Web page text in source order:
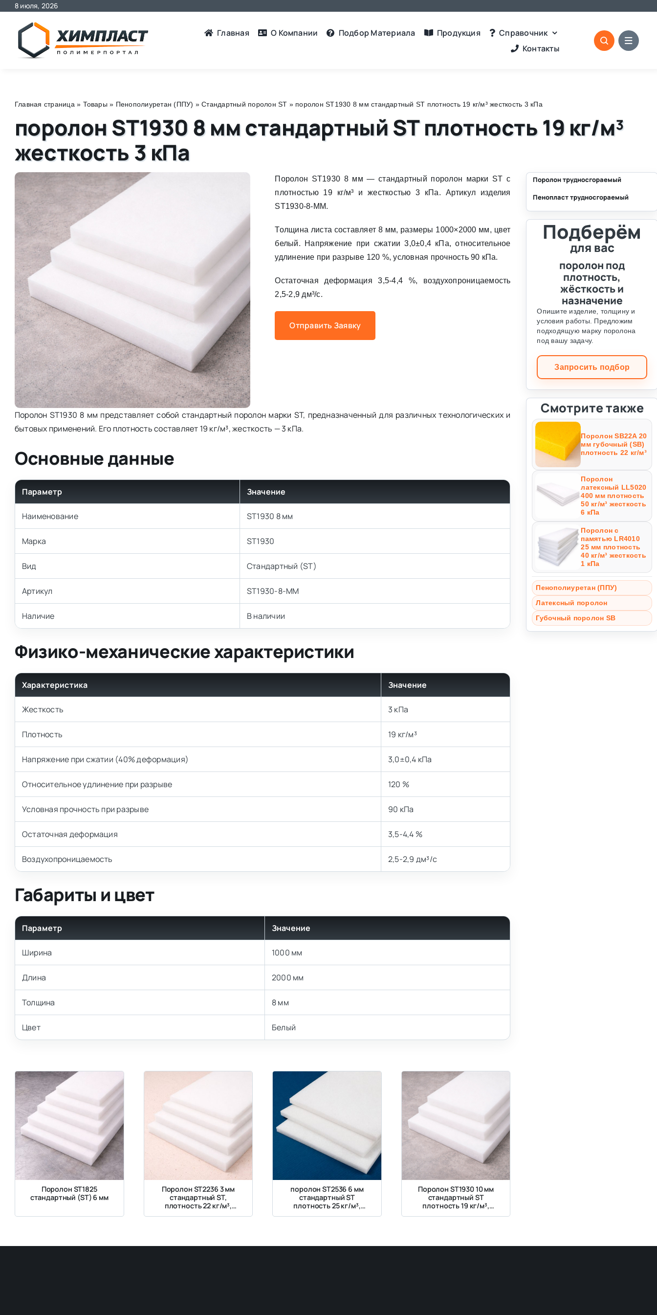
Skip
content
8 июля, 2026
Главная О Компании Подбор Материалa Продукция
Справочник
Контакты
Главная страница » Товары » Пенополиуретан (ППУ) »Стандартный поролон ST » поролон ST1930 8 мм стандартный ST плотность 19 кг/м³ жесткость 3 кПа
поролон ST1930 8 мм стандартный ST плотность 19 кг/м³
жесткость 3 кПа
Поролон ST1930 8 мм — стандартный поролон марки ST с
плотностью 19 кг/м³ и жесткостью 3 кПа. Артикул изделия
ST1930-8-MM.
Толщина листа составляет 8 мм, размеры 1000×2000 мм, цвет
белый. Напряжение при сжатии 3,0±0,4 кПа, относительное
удлинение при разрыве 120 %, условная прочность 90 кПа.
Остаточная деформация 3,5-4,4 %, воздухопроницаемость
2,5-2,9 дм³/с.
Отправить Заявку
Поролон ST1930 8 мм представляет собой стандартный поролон марки ST, предназначенный для различных технологических и
бытовых применений. Его плотность составляет 19 кг/м³, жесткость — 3 кПа.
Основные данные
Параметр Значение
Наименование ST1930 8 мм
Марка ST1930
Вид Стандартный (ST)
Артикул ST1930-8-MM
Наличие В наличии
Физико-механические характеристики
Характеристика Значение
Жесткость 3 кПа
Плотность 19 кг/м³
Напряжение при сжатии (40% деформация) 3,0±0,4 кПа
Относительное удлинение при разрыве 120 %
Условная прочность при разрыве 90 кПа
Остаточная деформация 3,5-4,4 %
Воздухопроницаемость 2,5-2,9 дм³/с
Габариты и цвет
Параметр Значение
Ширина 1000 мм
Длина 2000 мм
Толщина 8 мм
Цвет Белый
Поролон ST1825
стандартный (ST) 6 мм
Поролон ST2236 3 мм
стандартный ST,
плотность 22 кг/м³,
поролон ST2536 6 мм
стандартный ST
плотность 25 кг/м³,
Поролон ST1930 10 мм
стандартный ST
плотность 19 кг/м³,
Поролон трудносгораемый
Пенопласт трудносгораемый
Подберём
для вас
поролон под
плотность,
жёсткость и
назначение
Опишите изделие, толщину и
условия работы. Предложим
подходящую марку поролона
под вашу задачу.
Запросить подбор
Смотрите также
Поролон SB22A 20
мм губочный (SB)
плотность 22 кг/м³
Поролон
латексный LL5020
400 мм плотность
50 кг/м³ жесткость
6 кПа
Поролон с
памятью LR4010
25 мм плотность
40 кг/м³ жесткость
1 кПа
Пенополиуретан (ППУ)
Латексный поролон
Губочный поролон SB